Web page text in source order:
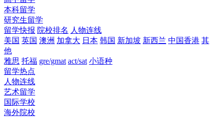
本科留学
研究生留学
留学快报 院校排名 人物连线
美国 英国 澳洲 加拿大 日本 韩国 新加坡 新西兰 中国香港 其
他
雅思 托福 gre/gmat act/sat 小语种
留学热点
人物连线
艺术留学
国际学校
海外院校